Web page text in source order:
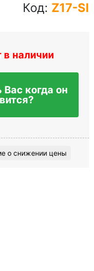
Код: Z17-SI
в наличии
когда он
о снижении цены